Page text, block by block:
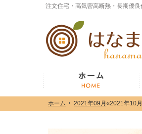
ホーム 2021年09月 «2021年10月
ホーム 2021年09月 «2021年10月